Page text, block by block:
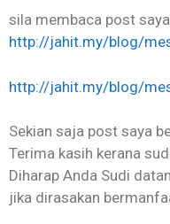
sila membaca post
http://jahit.my/blog/
http://jahit.my/blog/
Sekian saja post saya
Terima kasih kerana
Diharap Anda Sudi
jika dirasakan